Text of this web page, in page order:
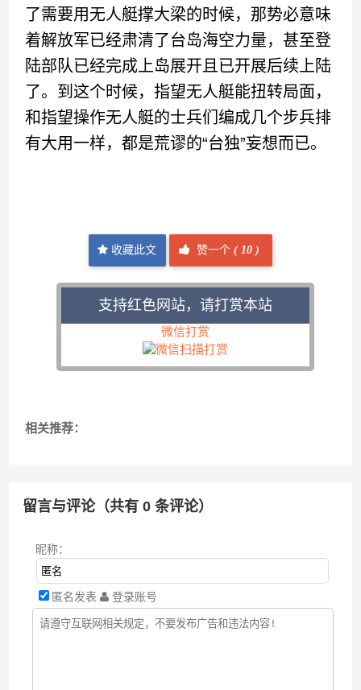
了需要用无人艇撑大梁的时候，那势必意味
着解放军已经肃清了台岛海空力量，甚至登
陆部队已经完成上岛展开且已开展后续上陆
了。到这个时候，指望无人艇能扭转局面，
和指望操作无人艇的士兵们编成几个步兵排
有大用一样，都是荒谬的“台独”妄想而已。
收藏此文 赞一个( 10 )
支持红色网站，请打赏本站
微信打赏
相关推荐：
留言与评论（共有0 条评论）
昵称：
匿名发表 登录账号